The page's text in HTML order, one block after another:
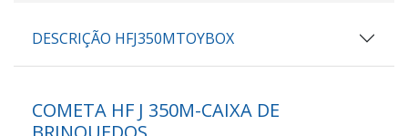
DESCRIÇÃO HFJ350MTOYBOX
COMETA HF J 350M-CAIXA DE